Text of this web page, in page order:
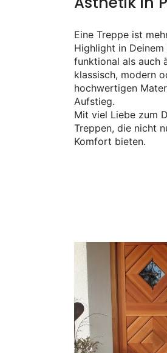
Eine Treppe ist
Highlight in
funktional als auch
klassisch, modern
hochwertigen
Aufstieg.
Mit viel Liebe zum
Treppen, die nicht
Komfort bieten.